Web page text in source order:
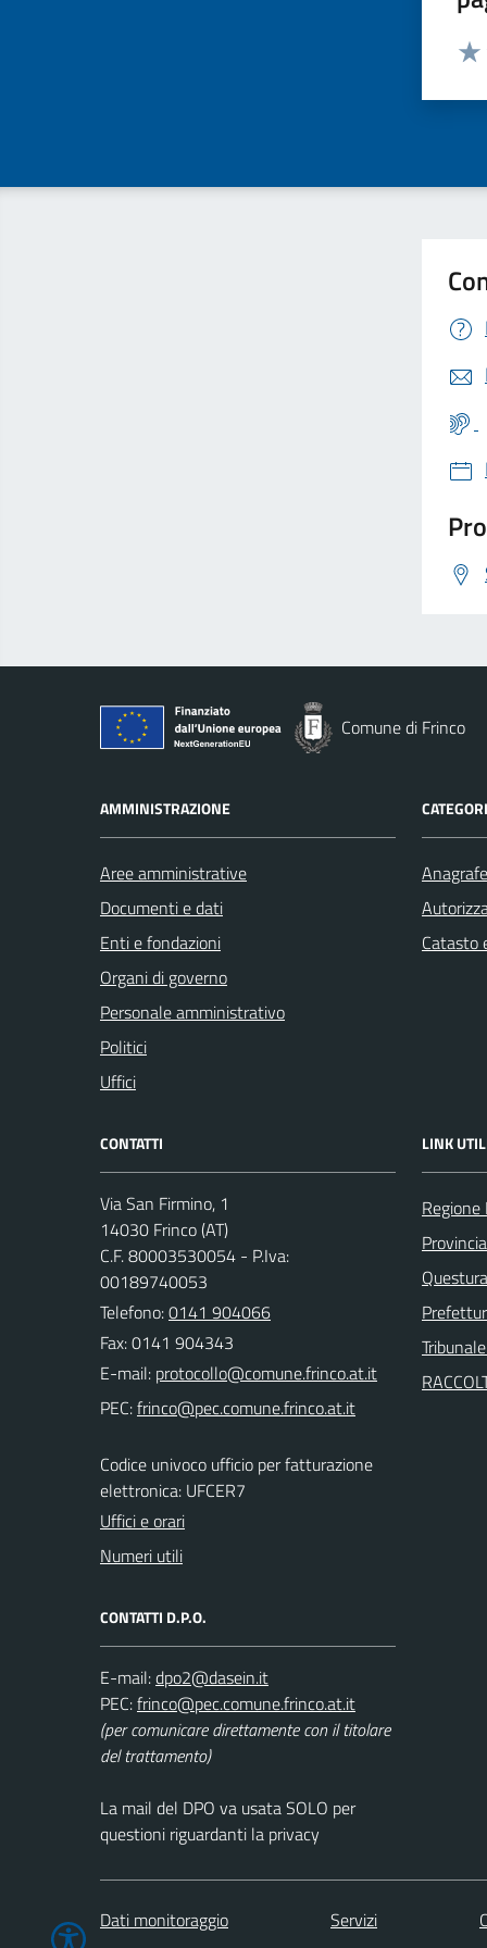
Comune di Frinco
AMMINISTRAZIONE
Aree amministrative
Documenti e dati
Enti e fondazioni
Organi di governo
Personale amministrativo
Politici
Uffici
Catasto
CONTATTI
Via San Firmino, 1
14030 Frinco (AT)
C.F. 80003530054 - P.Iva:
00189740053
Telefono:0141 904066
Fax: 0141 904343
E-mail:
PEC:
Codice univoco ufficio per fatturazione
elettronica: UFCER7
Uffici e orari
Numeri utili
CONTATTI D.P.O.
E-mail:
PEC:
(per comunicare direttamente con il titolare
del trattamento)
La mail del DPO va usata SOLO per
questioni riguardanti la privacy
LINK
Dati monitoraggio Servizi